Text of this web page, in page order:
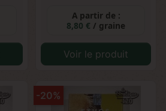
A partir de :
8,80 € / graine
Voir le produit
-20%